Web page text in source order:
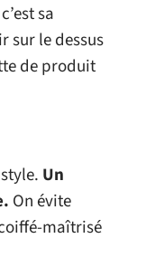
sa
sur le dessus
de produit
Un
On évite
maîtrisé